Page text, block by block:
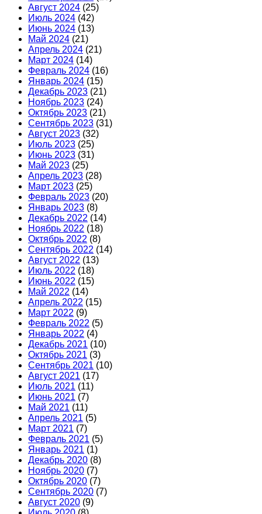
Август 2024 (25)
Июль 2024 (42)
Июнь 2024 (13)
Май 2024 (21)
Апрель 2024 (21)
Март 2024 (14)
Февраль 2024 (16)
Январь 2024 (15)
Декабрь 2023 (21)
Ноябрь 2023 (24)
Октябрь 2023 (21)
Сентябрь 2023 (31)
Август 2023 (32)
Июль 2023 (25)
Июнь 2023 (31)
Май 2023 (25)
Апрель 2023 (28)
Март 2023 (25)
Февраль 2023 (20)
Январь 2023 (8)
Декабрь 2022 (14)
Ноябрь 2022 (18)
Октябрь 2022 (8)
Сентябрь 2022 (14)
Август 2022 (13)
Июль 2022 (18)
Июнь 2022 (15)
Май 2022 (14)
Апрель 2022 (15)
Март 2022 (9)
Февраль 2022 (5)
Январь 2022 (4)
Декабрь 2021 (10)
Октябрь 2021 (3)
Сентябрь 2021 (10)
Август 2021 (17)
Июль 2021 (11)
Июнь 2021 (7)
Май 2021 (11)
Апрель 2021 (5)
Март 2021 (7)
Февраль 2021 (5)
Январь 2021 (1)
Декабрь 2020 (8)
Ноябрь 2020 (7)
Октябрь 2020 (7)
Сентябрь 2020 (7)
Август 2020 (9)